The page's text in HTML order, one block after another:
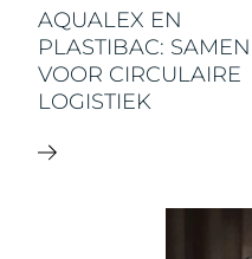
AQUALEX EN
PLASTIBAC: SAMEN
VOOR CIRCULAIRE
LOGISTIEK